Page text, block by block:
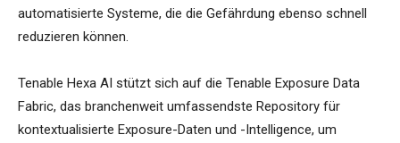
automatisierte Systeme, die die Gefährdung ebenso schnell
reduzieren können.
Tenable Hexa AI stützt sich auf die Tenable Exposure Data
Fabric, das branchenweit umfassendste Repository für
kontextualisierte Exposure-Daten und -Intelligence, um